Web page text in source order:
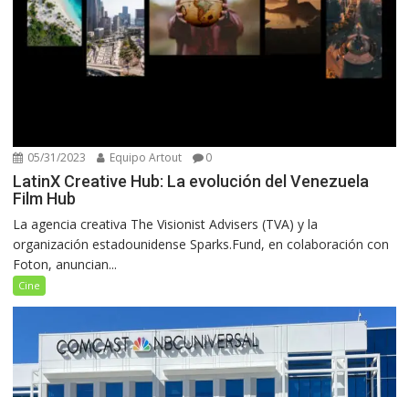
05/31/2023 Equipo Artout 0
LatinX Creative Hub: La evolución del Venezuela
Film Hub
La agencia creativa The Visionist Advisers (TVA) y la
organización estadounidense Sparks.Fund, en colaboración con
Foton, anuncian...
Cine